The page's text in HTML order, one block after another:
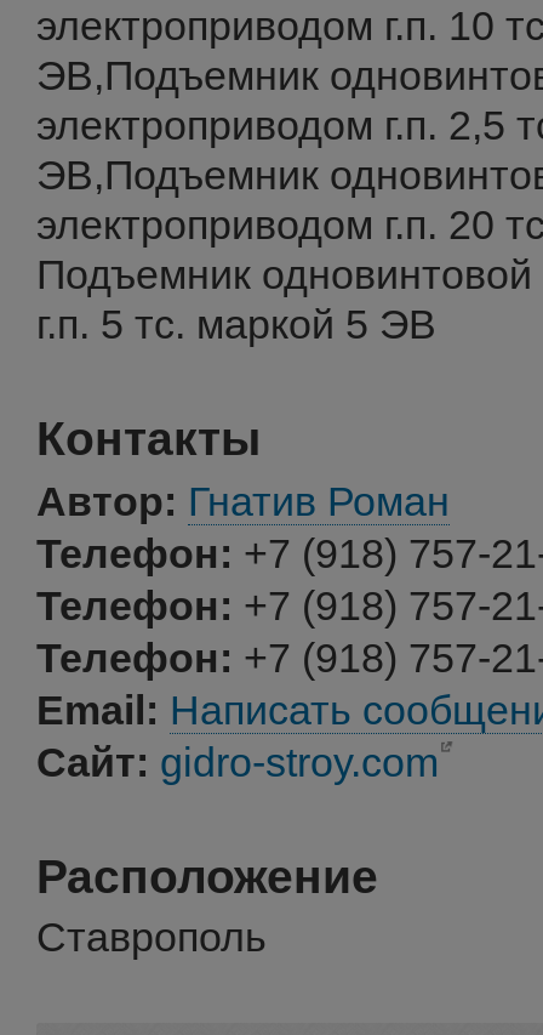
электроприводом г.п. 10
ЭВ,Подъемник
электроприводом г.п. 2,5
ЭВ,Подъемник
электроприводом г.п. 20
Подъемник
г.п. 5 тс. маркой 5 ЭВ
Контакты
Автор: Гнатив Роман
Телефон: +7 (918) 757-
Телефон: +7 (918) 757-
Телефон: +7 (918) 757-
Email: Написать
Сайт: gidro-stroy.com
Расположение
Ставрополь